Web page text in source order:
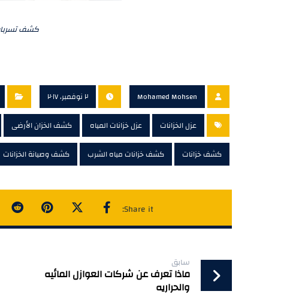
كشف
Mohamed Mohsen ٢ نوفمبر، ٢٠١٧
عزل الخزانات عزل خزانات المياه كشف الخزان الأرضى
كشف خزانات كشف خزانات مياه الشرب كشف وصيانة الخزانات
سابق
ماذا تعرف عن شركات العوازل المائيه
والحراريه